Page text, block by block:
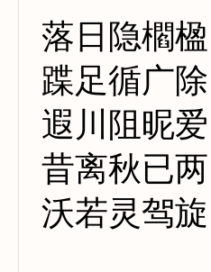
落日隐櫩
蹀足循广
遐川阻昵
昔离秋已
沃若灵驾